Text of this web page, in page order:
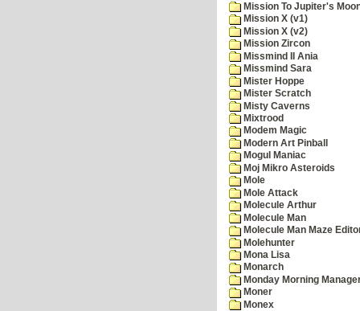
Mission To Jupiter's
Mission X (v1)
Mission X (v2)
Mission Zircon
Missmind II Ania
Missmind Sara
Mister Hoppe
Mister Scratch
Misty Caverns
Mixtrood
Modem Magic
Modern Art Pinball
Mogul Maniac
Moj Mikro Asteroids
Mole
Mole Attack
Molecule Arthur
Molecule Man
Molecule Man Maze
Molehunter
Mona Lisa
Monarch
Monday Morning
Moner
Monex